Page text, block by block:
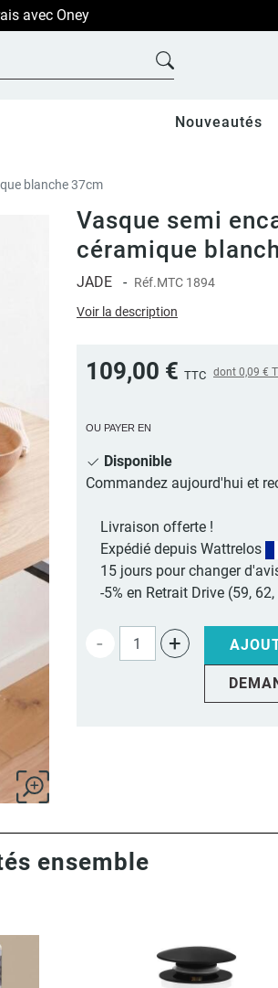
le site !
Nouveautés
blanche 37cm
Vasque semi
céramique
JADE - Réf.MTC 1894
Voir la description
109,00 € TTC dont 0,09 €
OU PAYER EN
Disponible
Commandez aujourd'hui et
Livraison offerte !
Expédié depuis Wattrelos
15 jours pour changer
-5% en Retrait Drive (59,
- +
ensemble